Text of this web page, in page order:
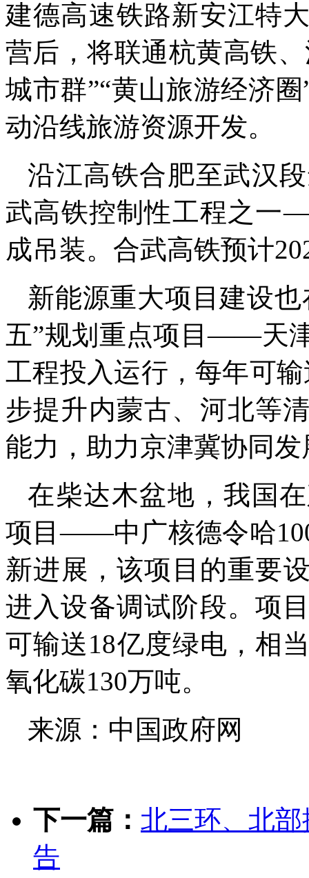
建德高速铁路新安江特
营后，将联通杭黄高铁
城市群”“黄山旅游经济
动沿线旅游资源开发。
沿江高铁合肥至武汉
武高铁控制性工程之一
成吊装。合武高铁预计
新能源重大项目建设
五”规划重点项目——天
工程投入运行，每年可
步提升内蒙古、河北等
能力，助力京津冀协同发
在柴达木盆地，我国
项目——中广核德令哈
新进展，该项目的重要
进入设备调试阶段。项
可输送18亿度绿电，相
氧化碳130万吨。
来源：中国政府网
下一篇： 北三环、北
告